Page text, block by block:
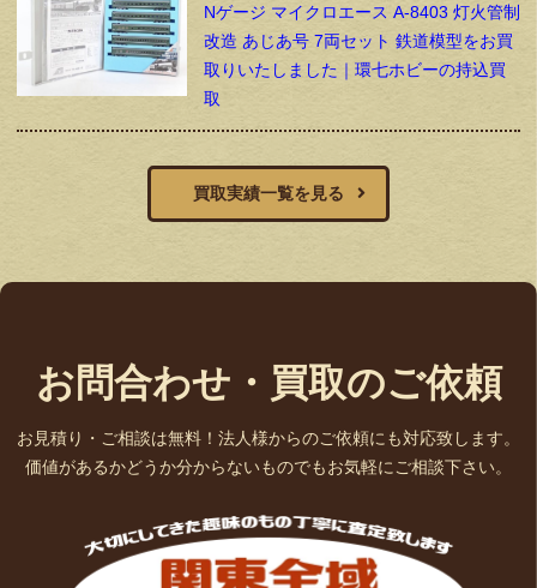
Nゲージ マイクロエース A-8403 灯火管制
改造 あじあ号 7両セット 鉄道模型をお買
取りいたしました｜環七ホビーの持込買
取
買取実績一覧を見る
お問合わせ・買取のご依頼
お見積り・ご相談は無料！法人様からのご依頼にも対応致します。
価値があるかどうか分からないものでもお気軽にご相談下さい。